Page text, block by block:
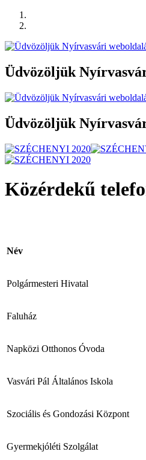
Üdvözöljük
Üdvözöljük
Közérdekű
Név
Polgármesteri Hivatal
Faluház
Napközi Otthonos Óvoda
Vasvári Pál Általános Iskola
Szociális és Gondozási Központ
Gyermekjóléti Szolgálat